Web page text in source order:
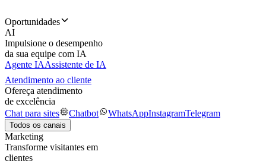
Oportunidades
AI
Impulsione o desempenho
da sua equipe com IA
Agente IAAssistente de IA
Atendimento ao cliente
Ofereça atendimento
de excelência
Chat para sites
Chatbot WhatsAppInstagramTelegram
Todos os canais
Marketing
Transforme visitantes em
clientes